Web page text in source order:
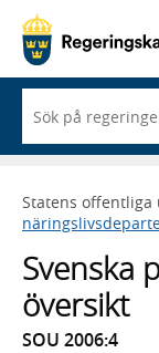
du
börjar
skriva
framträder
en
med
sökförslag
Statens
Svenska
översikt
SOU 2006:4